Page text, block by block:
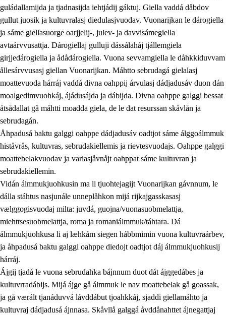
guládallamijda ja tjadnasijda iehtjádij gáktuj. Giella vaddá dåbdov
gullut juosik ja kultuvralasj diedulasjvuodav. Vuonarijkan le dárogiella
ja sáme giellasuorge oarjjelij-, julev- ja davvisámegiella
avtaárvvusattja. Dárogiellaj gulluji dássálaháj tjállemgiela
girjjedárogiella ja ådådárogiella. Vuona sevvamgiella le dåhkkiduvvam
ållesárvvusasj giellan Vuonarijkan. Máhtto sebrudagá gielalasj
moattevuoda hárráj vaddá divna oahppij árvulasj dádjadusáv duon dán
moalgedimvuohkáj, ájádusájda ja dábijda. Divna oahppe galggi bessat
åtsådallat gå máhtti moadda giela, de le dat resurssan skåvlån ja
sebrudagán.
Åhpadusá baktu galggi oahppe dádjadusáv oadtjot sáme álggoálmmuk
histåvrås, kultuvras, sebrudakiellemis ja rievtesvuodajs. Oahppe galggi
moattebelakvuodav ja variasjåvnåjt oahppat sáme kultuvran ja
sebrudakiellemin.
Vidán álmmukjuohkusin ma li tjuohtejagijt Vuonarijkan gávnnum, le
dálla stáhtus nasjunále unneplåhkon mijá rijkajgasskasasj
vælggogisvuodaj milta: juvdá, guojna/vuonasuobmelattja,
miehttsesuobmelattja, roma ja romaniálmmuk/táhtara. Dá
álmmukjuohkusa li aj læhkám siegen hábbmimin vuona kultuvraárbev,
ja åhpadusá baktu galggi oahppe diedojt oadtjot dáj álmmukjuohkusij
hárráj.
Ájgij tjadá le vuona sebrudahka bájnnum duot dát ájggedábes ja
kultuvrradábijs. Mijá ájge gå álmmuk le nav moattebelak gå goassak,
ja gå værált tjanáduvvá lávddábut tjoahkkáj, sjaddi giellamáhto ja
kultuvraj dádjadusá ájnnasa. Skåvllå galggá åvddånahttet ájnegattjaj